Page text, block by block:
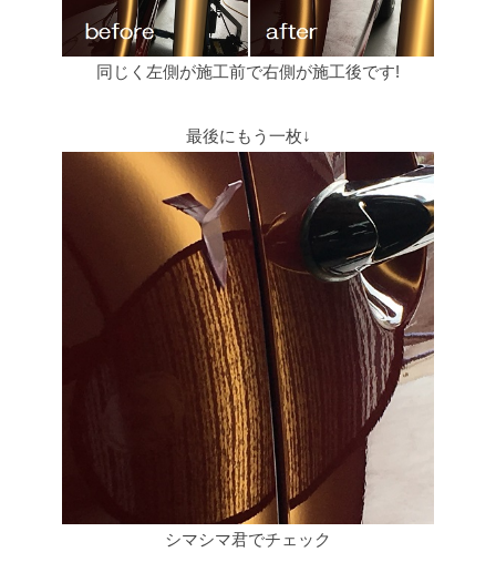
同じく左側が施工前で右側が施工後です!
最後にもう一枚↓
シマシマ君でチェック